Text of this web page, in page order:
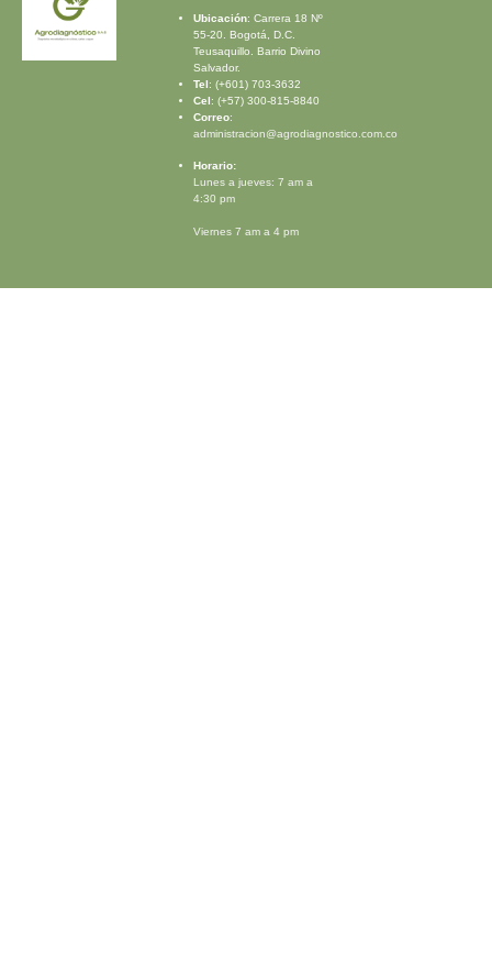
Ubicación: Carrera 18 Nº
55-20. Bogotá, D.C.
Teusaquillo. Barrio Divino
Salvador.
Tel: (+601) 703-3632
Cel: (+57) 300-815-8840
Correo:
administracion@agrodiagnostico.com.co
Horario:
Lunes a jueves: 7 am a
4:30 pm
Viernes 7 am a 4 pm